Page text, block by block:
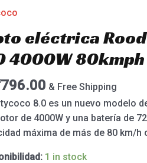
eléctrica
4000W 80kmph
& Free Shipping
8.0 es un nuevo modelo
de 4000W y una batería de
máxima de más de 80 km/h
1 in stock